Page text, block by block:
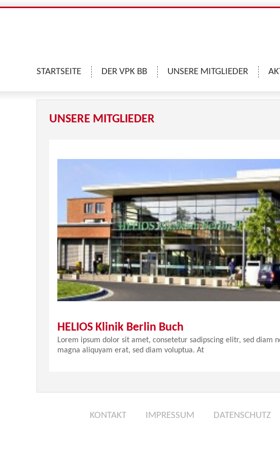
STARTSEITE DER VPK BB UNSERE MITGLIEDER
UNSERE MITGLIEDER
HELIOS Klinik Berlin Buch
Lorem ipsum dolor sit amet, consetetur sadipscing elitr, sed
magna aliquyam erat, sed diam voluptua. At
KONTAKT IMPRESSUM DATENSCHUTZ